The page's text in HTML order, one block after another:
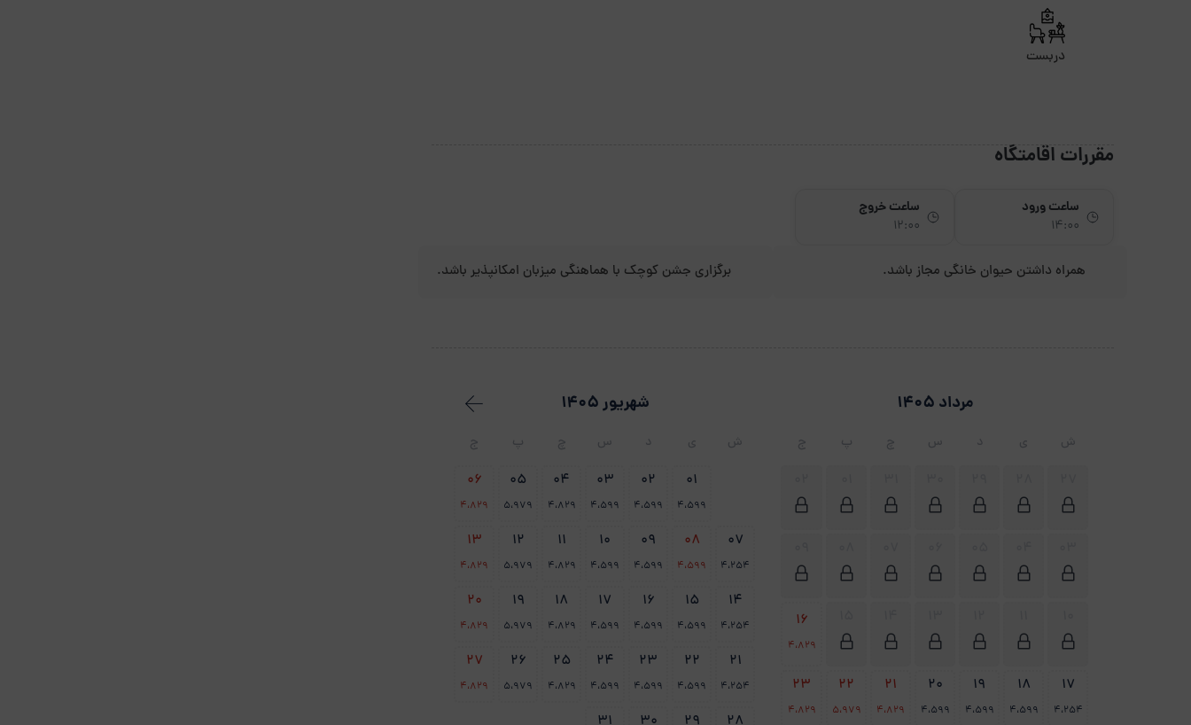
دربست
مقررات اقامتگاه
ساعت ورود
14:00
ساعت خروج
12:00
همراه داشتن حیوان خانگی مجاز باشد. برگزاری جشن کوچک با هماهنگی میزبان امکانپذیر باشد.
مرداد 1405
ش ی د س چ پ ج
16
4،829
17
4،254
18
4،599
19
4،599
20
4،599
21
4،829
22
5،979
23
4،829
شهریور 1405
ش ی د س چ پ ج
01
4،599
02
4،599
03
4،599
04
4،829
05
5،979
06
4،829
07
4،254
08
4،599
09
4،599
10
4،599
11
4،829
12
5،979
13
4،829
14
4،254
15
4،599
16
4،599
17
4،599
18
4،829
19
5،979
20
4،829
21
4،254
22
4،599
23
4،599
24
4،599
25
4،829
26
5،979
27
4،829